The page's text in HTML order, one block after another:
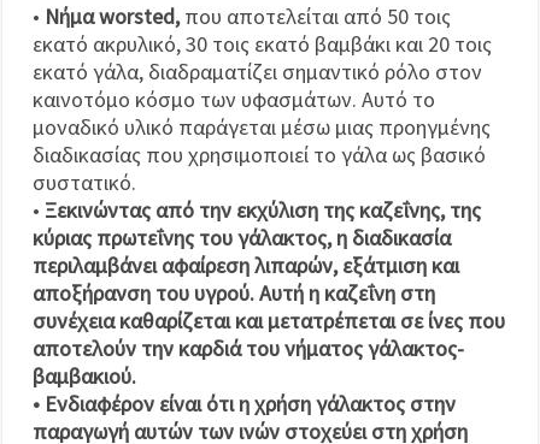
• Νήμα worsted,που αποτελείται από 50 τοις
εκατό ακρυλικό, 30 τοις εκατό βαμβάκι και 20 τοις
εκατό γάλα, διαδραματίζει σημαντικό ρόλο στον
καινοτόμο κόσμο των υφασμάτων. Αυτό το
μοναδικό υλικό παράγεται μέσω μιας προηγμένης
διαδικασίας που χρησιμοποιεί το γάλα ως βασικό
συστατικό.
• Ξεκινώντας από την εκχύλιση της καζεΐνης, της
κύριας πρωτεΐνης του γάλακτος, η διαδικασία
περιλαμβάνει αφαίρεση λιπαρών, εξάτμιση και
αποξήρανση του υγρού. Αυτή η καζεΐνη στη
συνέχεια καθαρίζεται και μετατρέπεται σε ίνες που
αποτελούν την καρδιά του νήματος γάλακτος-
βαμβακιού.
• Ενδιαφέρον είναι ότι η χρήση γάλακτοςστην
παραγωγή αυτών των ινών στοχεύει στη χρήση